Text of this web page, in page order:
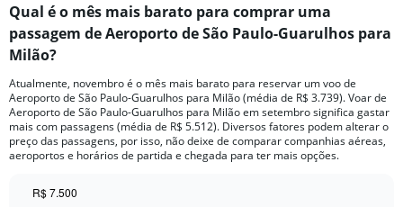
Qual é o mês mais barato para comprar uma
passagem de Aeroporto de São Paulo-Guarulhos para
Milão?
Atualmente, novembro é o mês mais barato para reservar um voo de
Aeroporto de São Paulo-Guarulhos para Milão (média de R$ 3.739). Voar de
Aeroporto de São Paulo-Guarulhos para Milão em setembro significa gastar
mais com passagens (média de R$ 5.512). Diversos fatores podem alterar o
preço das passagens, por isso, não deixe de comparar companhias aéreas,
aeroportos e horários de partida e chegada para ter mais opções.
R$ 7.500